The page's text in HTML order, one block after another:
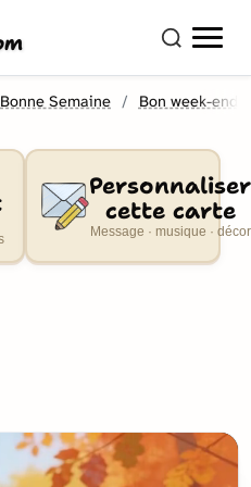
Bonne Semaine Bon week-end
Personnaliser
cette carte
Message · musique · décor